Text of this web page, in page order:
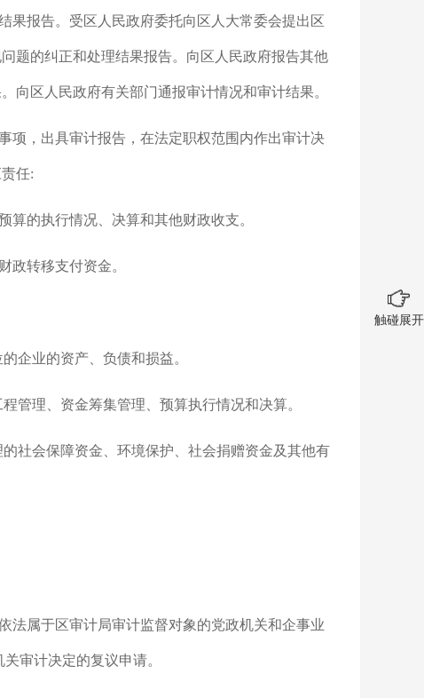
果报告。受区人民政府委托向区人大常委会提出区
题的纠正和处理结果报告。向区人民政府报告其他
向区人民政府有关部门通报审计情况和审计结果。
项，出具审计报告，在法定职权范围内作出审计决
任:
算的执行情况、决算和其他财政收支。
政转移支付资金。
企业的资产、负债和损益。
管理、资金筹集管理、预算执行情况和决算。
社会保障资金、环境保护、社会捐赠资金及其他有
法属于区审计局审计监督对象的党政机关和企事业
审计决定的复议申请。
触碰展开